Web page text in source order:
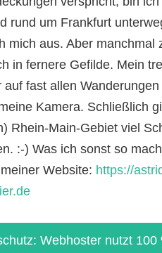
rund um Frankfurt
mich aus. Aber manchmal
in fernere Gefilde. Mein
auf fast allen Wanderungen
Kamera. Schließlich
Rhein-Main-Gebiet viel
:-) Was ich sonst so
Website: https://
Webhoster nutzt 100